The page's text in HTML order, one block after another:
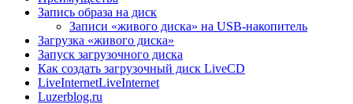
Запись образа на диск
Записи «живого диска» на USB-накопитель
Загрузка «живого диска»
Запуск загрузочного диска
Как создать загрузочный диск LiveCD
LiveInternetLiveInternet
Luzerblog.ru